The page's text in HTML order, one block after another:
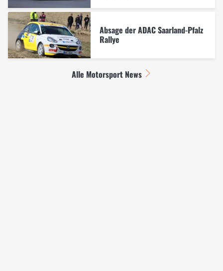
Absage der ADAC Saarland-Pfalz
Rallye
Alle Motorsport News